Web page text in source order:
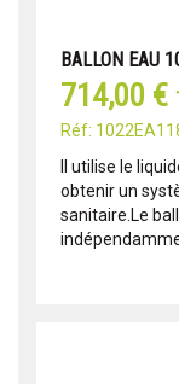
BALLON EAU
714,00 €
Réf:
Il utilise le
obtenir un
sanitaire.Le